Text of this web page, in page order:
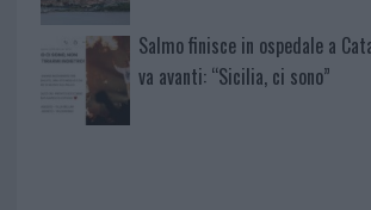
Salmo finisce in ospedale a
va avanti: “Sicilia, ci sono”